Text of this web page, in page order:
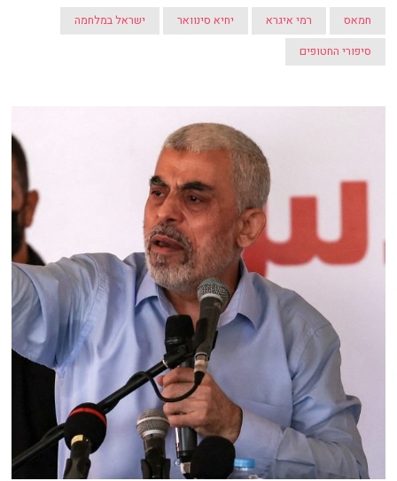
חמאס רמי איגרא יחיא סינוואר
ישראל במלחמה
סיפורי החטופים